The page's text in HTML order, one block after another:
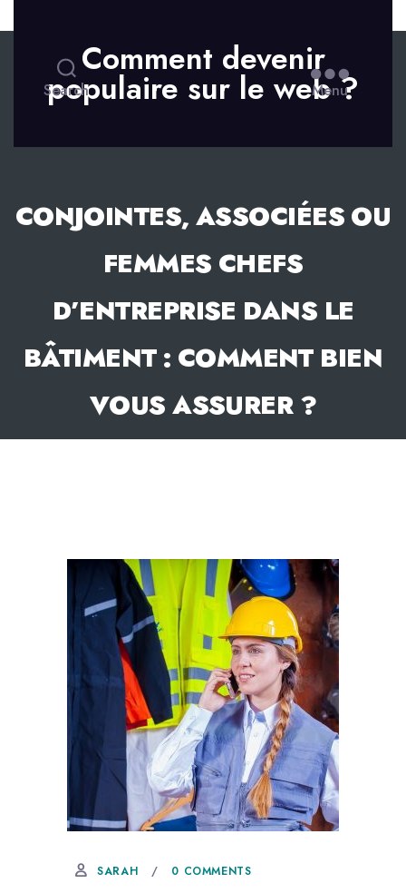
Search
Comment devenir
populaire sur le web ?
Menu
CONJOINTES, ASSOCIÉES OU
FEMMES CHEFS
D’ENTREPRISE DANS LE
BÂTIMENT : COMMENT BIEN
VOUS ASSURER ?
4 NOVEMBRE, 2020
SARAH 0 COMMENTS